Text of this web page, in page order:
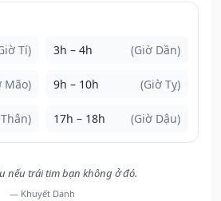
Tí) 3h – 4h (Giờ Dần)
Mão) 9h – 10h (Giờ Tỵ)
17h – 18h (Giờ Dậu)
nếu trái tim bạn không ở đó.
— Khuyết Danh